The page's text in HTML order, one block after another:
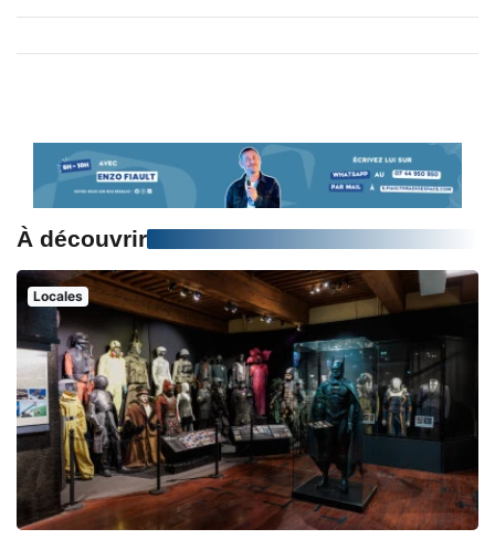
À découvrir
Locales